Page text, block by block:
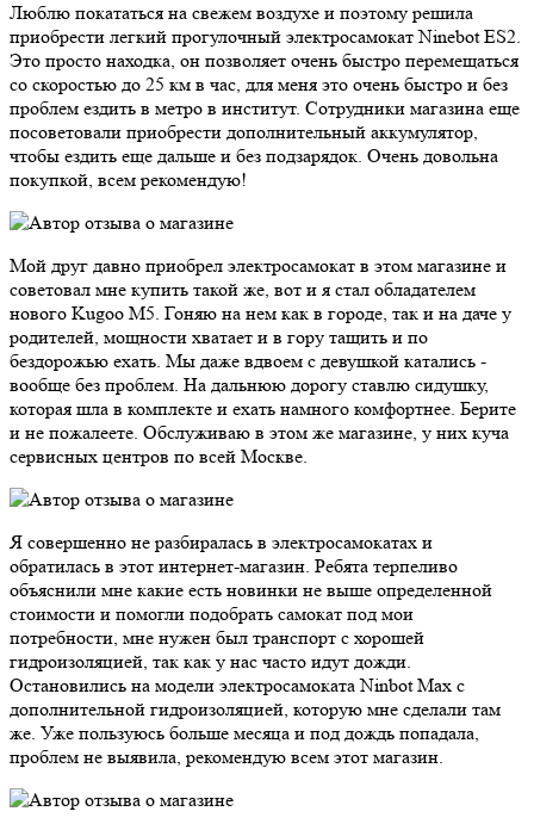
Люблю покататься на свежем воздухе и поэтому решила
приобрести легкий прогулочный электросамокат Ninebot ES2.
Это просто находка, он позволяет очень быстро перемещаться
со скоростью до 25 км в час, для меня это очень быстро и без
проблем ездить в метро в институт. Сотрудники магазина еще
посоветовали приобрести дополнительный аккумулятор,
чтобы ездить еще дальше и без подзарядок. Очень довольна
покупкой, всем рекомендую!
Мой друг давно приобрел электросамокат в этом магазине и
советовал мне купить такой же, вот и я стал обладателем
нового Kugoo M5. Гоняю на нем как в городе, так и на даче у
родителей, мощности хватает и в гору тащить и по
бездорожью ехать. Мы даже вдвоем с девушкой катались -
вообще без проблем. На дальнюю дорогу ставлю сидушку,
которая шла в комплекте и ехать намного комфортнее. Берите
и не пожалеете. Обслуживаю в этом же магазине, у них куча
сервисных центров по всей Москве.
Я совершенно не разбиралась в электросамокатах и
обратилась в этот интернет-магазин. Ребята терпеливо
объяснили мне какие есть новинки не выше определенной
стоимости и помогли подобрать самокат под мои
потребности, мне нужен был транспорт с хорошей
гидроизоляцией, так как у нас часто идут дожди.
Остановились на модели электросамоката Ninbot Max с
дополнительной гидроизоляцией, которую мне сделали там
же. Уже пользуюсь больше месяца и под дождь попадала,
проблем не выявила, рекомендую всем этот магазин.